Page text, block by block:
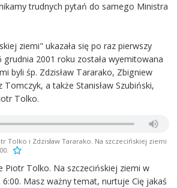
trudnych pytań do samego Ministra
ziemi" ukazała się po raz pierwszy
grudnia 2001 roku została wyemitowana
byli śp. Zdzisław Tararako, Zbigniew
Tomczyk, a także Stanisław Szubiński,
Tolko.
Tolko i Zdzisław Tararako. Na szczecińskiej ziemi
Piotr Tolko. Na szczecińskiej ziemi w
Masz ważny temat, nurtuje Cię jakaś